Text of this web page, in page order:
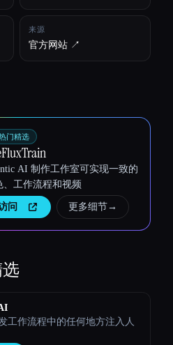
来源
官方网站 ↗︎
门精选
AI 制作工作室可实现一致的
、工作流程和视频
问 更多细节→
工作流程中的任何地方注入人